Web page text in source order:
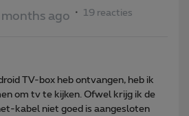
ago 19 reacties
TV-box heb ontvangen, heb ik
om tv te kijken. Ofwel krijg ik de
kabel niet goed is aangesloten